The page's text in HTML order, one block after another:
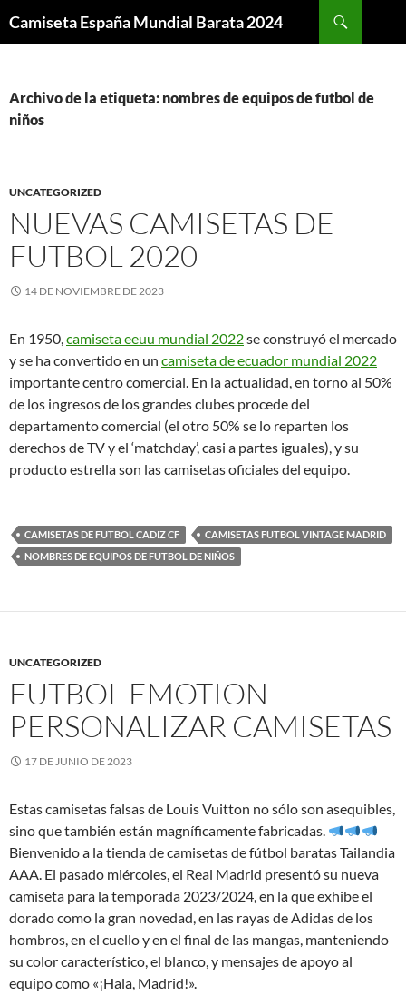
Camiseta España Mundial Barata 2024
Archivo de la etiqueta: nombres de equipos de futbol de
niños
UNCATEGORIZED
NUEVAS CAMISETAS DE
FUTBOL 2020
14 DE NOVIEMBRE DE 2023
En 1950,camiseta eeuu mundial 2022se construyó el mercado
y se ha convertido en un camiseta de ecuador mundial 2022
importante centro comercial. En la actualidad, en torno al 50%
de los ingresos de los grandes clubes procede del
departamento comercial (el otro 50% se lo reparten los
derechos de TV y el ‘matchday’, casi a partes iguales), y su
producto estrella son las camisetas oficiales del equipo.
CAMISETAS DE FUTBOL CADIZ CF
CAMISETAS FUTBOL VINTAGE MADRID
NOMBRES DE EQUIPOS DE FUTBOL DE NIÑOS
UNCATEGORIZED
FUTBOL EMOTION
PERSONALIZAR CAMISETAS
17 DE JUNIO DE 2023
Estas camisetas falsas de Louis Vuitton no sólo son asequibles,
sino que también están magníficamente fabricadas.
Bienvenido a la tienda de camisetas de fútbol baratas Tailandia
AAA. El pasado miércoles, el Real Madrid presentó su nueva
camiseta para la temporada 2023/2024, en la que exhibe el
dorado como la gran novedad, en las rayas de Adidas de los
hombros, en el cuello y en el final de las mangas, manteniendo
su color característico, el blanco, y mensajes de apoyo al
equipo como «¡Hala, Madrid!».